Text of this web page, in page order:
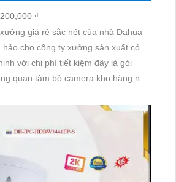
₫
giá rẻ sắc nét của nhà Dahua
cho công ty xưởng sản xuất có
với chi phí tiết kiệm đây là gói
kho hàng nhà
dùng với bộ camera camera IP